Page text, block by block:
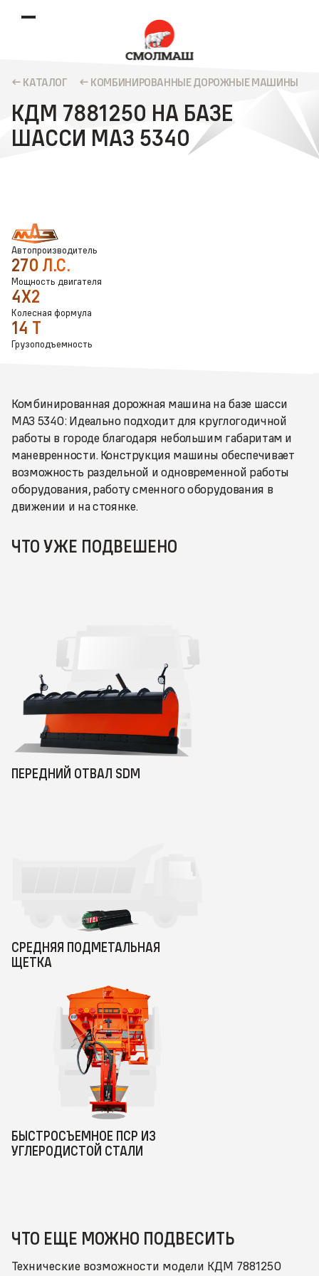
КАТАЛОГ КОМБИНИРОВАННЫЕ ДОРОЖНЫЕ МАШИНЫ
КДМ 7881250 НА БАЗЕ
ШАССИ МАЗ 5340
Автопроизводитель
270 Л.С.
Мощность двигателя
4X2
Колесная формула
14 Т
Грузоподъемность
Комбинированная дорожная машина на базе шасси
МАЗ 5340: Идеально подходит для круглогодичной
работы в городе благодаря небольшим габаритам и
маневренности. Конструкция машины обеспечивает
возможность раздельной и одновременной работы
оборудования, работу сменного оборудования в
движении и на стоянке.
ЧТО УЖЕ ПОДВЕШЕНО
ПЕРЕДНИЙ ОТВАЛ SDM
СРЕДНЯЯ ПОДМЕТАЛЬНАЯ
ЩЕТКА
БЫСТРОСЪЕМНОЕ ПСР ИЗ
УГЛЕРОДИСТОЙ СТАЛИ
ЧТО ЕЩЕ МОЖНО ПОДВЕСИТЬ
Технические возможности модели КДМ 7881250